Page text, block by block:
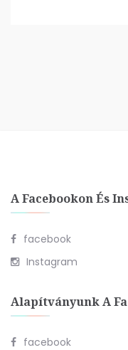
A Facebookon És
facebook
Instagram
Alapítványunk A
facebook